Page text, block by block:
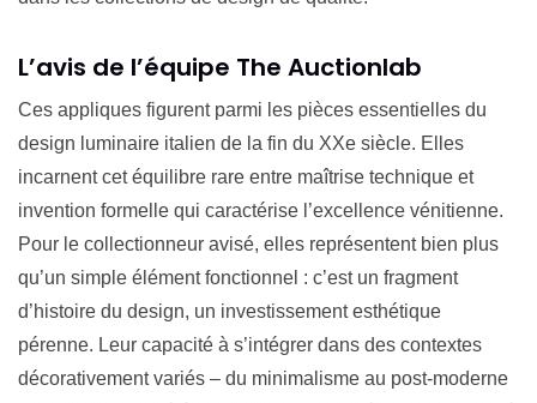
L’avis de l’équipe The Auctionlab
Ces appliques figurent parmi les pièces essentielles du
design luminaire italien de la fin du XXe siècle. Elles
incarnent cet équilibre rare entre maîtrise technique et
invention formelle qui caractérise l’excellence vénitienne.
Pour le collectionneur avisé, elles représentent bien plus
qu’un simple élément fonctionnel : c’est un fragment
d’histoire du design, un investissement esthétique
pérenne. Leur capacité à s’intégrer dans des contextes
décorativement variés – du minimalisme au post-moderne